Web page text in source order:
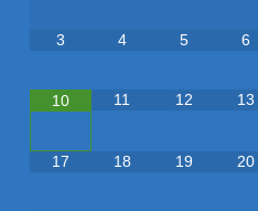
3 4 5 6
10 11 12 13
17 18 19 20